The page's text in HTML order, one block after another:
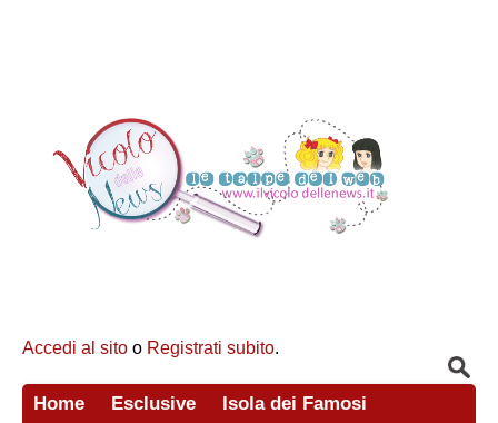
Accedi al sito o Registrati subito.
Home Esclusive
Isola dei Famosi